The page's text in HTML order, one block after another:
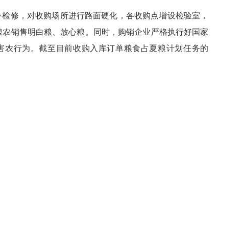
，对收购场所进行路面硬化，各收购点增设检验室，
销售明白粮、放心粮。同时，购销企业严格执行好国家
行为。截至目前收购入库订单粮食占夏粮计划任务的